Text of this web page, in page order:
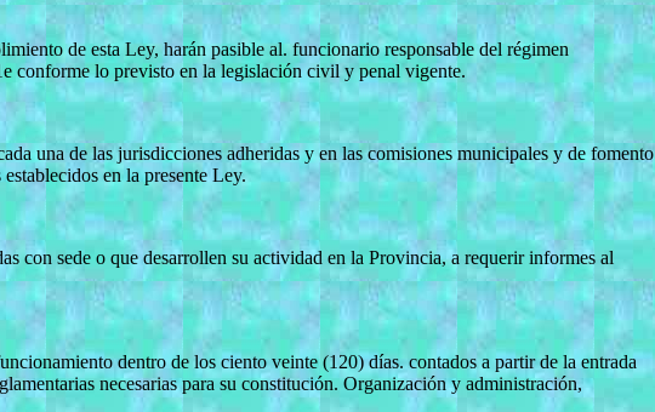
de esta Ley, harán pasible al. funcionario responsable del régimen
conforme lo previsto en la legislación civil y penal vigente.
una de las jurisdicciones adheridas y en las comisiones municipales y de fomento
en la presente Ley.
con sede o que desarrollen su actividad en la Provincia, a requerir informes al
dentro de los ciento veinte (120) días. contados a partir de la entrada
necesarias para su constitución. Organización y administración,